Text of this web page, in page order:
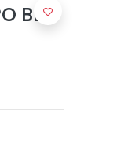
BBS